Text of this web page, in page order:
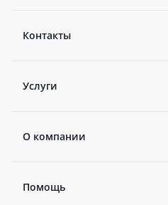
Контакты
Услуги
О компании
Новости
Помощь